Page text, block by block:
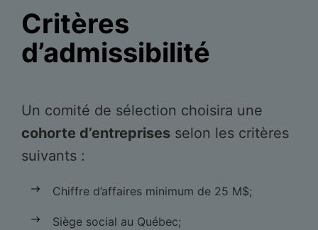
Critères
d’admissibilité
Un comité de sélection choisira une
cohorte d’entreprises selon les critères
suivants :
Chiffre d’affaires minimum de 25 M$;
Siège social au Québec;